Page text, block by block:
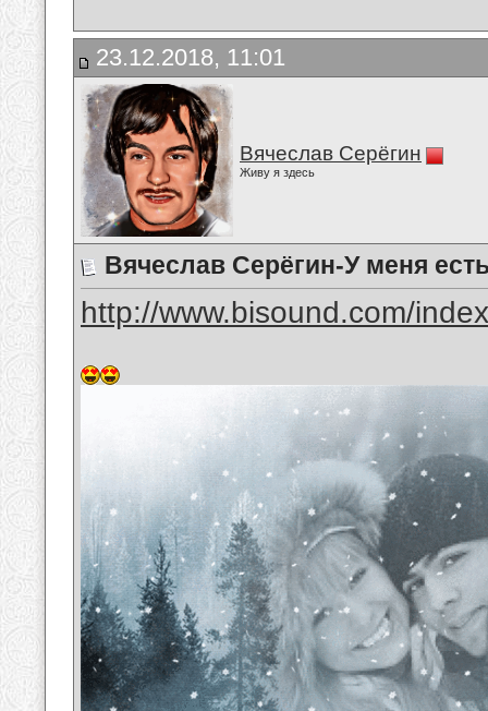
23.12.2018, 11:01
Вячеслав Серёгин
Живу я здесь
Вячеслав Серёгин-У меня
http://www.bisound.com/